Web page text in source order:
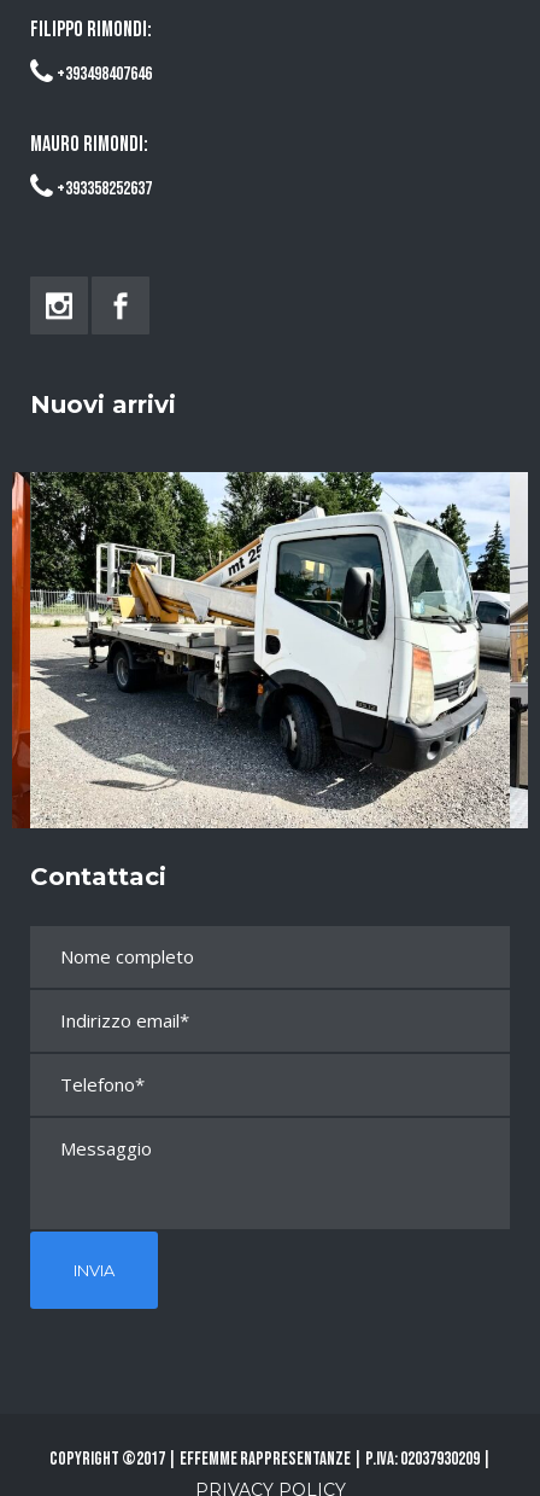
FILIPPO RIMONDI:
+393498407646
MAURO RIMONDI:
+393358252637
Nuovi arrivi
Contattaci
Copyright ©2017 | Effemme Rappresentanze | P.Iva: 02037930209 |
PRIVACY POLICY